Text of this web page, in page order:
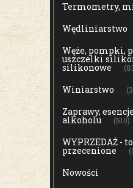
Termometry,
Wędliniarstwo
Węże, pompki,
uszczelki
silikonowe
Winiarstwo
Zaprawy,
alkoholu (510)
WYPRZEDAŻ -
przecenione
Nowości